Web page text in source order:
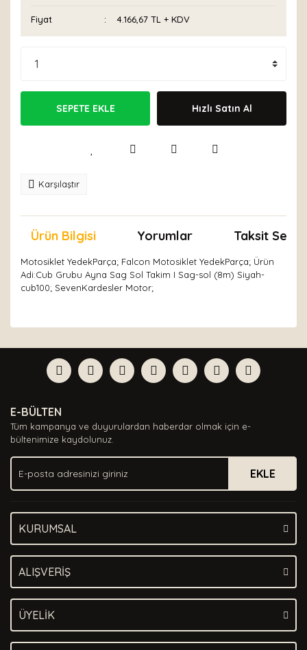
Fiyat 4.166,67 TL + KDV
SEPETE EKLE Hızlı Satın Al
Karşılaştır
Ürün Bilgisi Yorumlar Taksit
Motosiklet YedekParça; Falcon Motosiklet YedekParça; Ürün
Adi:Cub Grubu Ayna Sag Sol Takim I Sag-sol (8m) Siyah-
cub100; SevenKardesler Motor;
Yorum Yaz
formunu kullanarak tarafımıza iletebilirsiniz.
Görüş ve önerileriniz için teşekkür ederiz.
Ürün açıklamasında eksik bilgiler bulunuyor.
Ürün bilgilerinde hatalar bulunuyor.
Ürün fiyatı diğer sitelerden daha pahalı.
Bu ürüne benzer farklı alternatifler olmalı.
E-BÜLTEN
Tüm kampanya ve duyurulardan haberdar olmak için e-
bültenimize kaydolunuz.
EKLE
KURUMSAL
ALIŞVERİŞ
ÜYELİK